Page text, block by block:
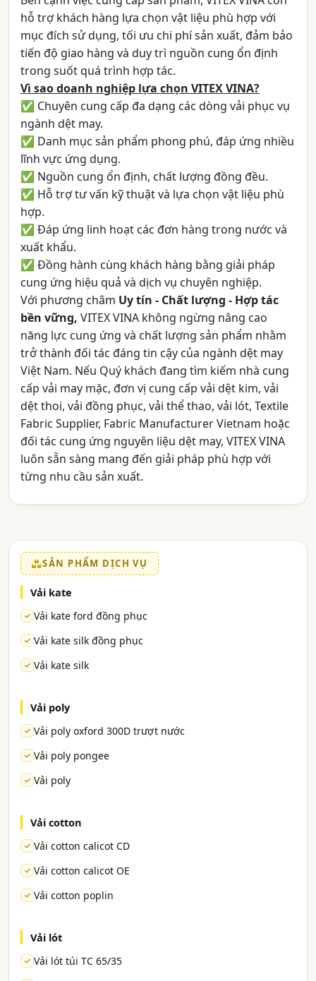
hỗ trợ khách hàng lựa chọn vật liệu phù hợp với
mục đích sử dụng, tối ưu chi phí sản xuất, đảm bảo
tiến độ giao hàng và duy trì nguồn cung ổn định
trong suốt quá trình hợp tác.
Vì sao doanh nghiệp lựa chọn VITEX VINA?
✅ Chuyên cung cấp đa dạng các dòng vải phục vụ
ngành dệt may.
✅ Danh mục sản phẩm phong phú, đáp ứng nhiều
lĩnh vực ứng dụng.
✅ Nguồn cung ổn định, chất lượng đồng đều.
✅ Hỗ trợ tư vấn kỹ thuật và lựa chọn vật liệu phù
hợp.
✅ Đáp ứng linh hoạt các đơn hàng trong nước và
xuất khẩu.
✅ Đồng hành cùng khách hàng bằng giải pháp
cung ứng hiệu quả và dịch vụ chuyên nghiệp.
Với phương châm Uy tín - Chất lượng - Hợp tác
bền vững, VITEX VINA không ngừng nâng cao
năng lực cung ứng và chất lượng sản phẩm nhằm
trở thành đối tác đáng tin cậy của ngành dệt may
Việt Nam. Nếu Quý khách đang tìm kiếm nhà cung
cấp vải may mặc, đơn vị cung cấp vải dệt kim, vải
dệt thoi, vải đồng phục, vải thể thao, vải lót, Textile
Fabric Supplier, Fabric Manufacturer Vietnam hoặc
đối tác cung ứng nguyên liệu dệt may, VITEX VINA
luôn sẵn sàng mang đến giải pháp phù hợp với
từng nhu cầu sản xuất.
SẢN PHẨM DỊCH VỤ
Vải kate
Vải kate ford đồng phục
Vải kate silk đồng phục
Vải kate silk
Vải poly
Vải poly oxford 300D trượt nước
Vải poly pongee
Vải poly
Vải cotton
Vải cotton calicot CD
Vải cotton calicot OE
Vải cotton poplin
Vải lót
Vải lót túi TC 65/35